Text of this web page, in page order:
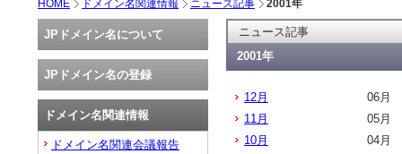
HOME ドメイン名関連情報 ニュース記事 2001年
ニュース記事
2001年
12月
11月
10月
06月
05月
04月
JPドメイン名について
JPドメイン名の登録
ドメイン名関連情報
ドメイン名関連会議報告